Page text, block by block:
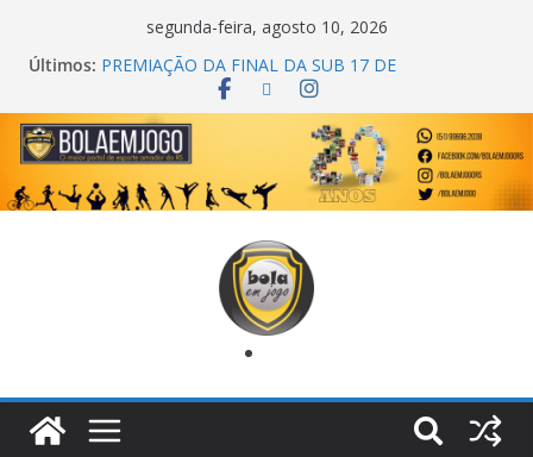
segunda-feira, agosto 10, 2026
Últimos: PREMIAÇÃO DA FINAL DA SUB 17 DE
CACHOEIRINHA
AGEC CAMPEÃ DA 1ª COPA DA AMIZADE
CROSS FUT SM CAMPEÃ DO TORNEIO TURBO
AUTO CENTER
ONZE UNIDOS É BICAMPEÃO DA SUPER LIGA
METROPOLITANA